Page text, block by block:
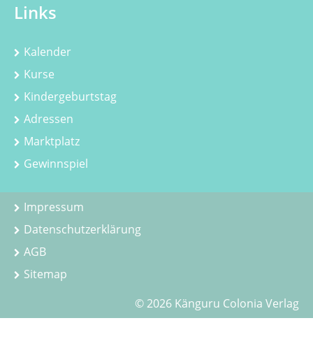
Links
Kalender
Kurse
Kindergeburtstag
Adressen
Marktplatz
Gewinnspiel
© 2026 Känguru Colonia Verlag
Impressum
Datenschutzerklärung
AGB
Sitemap